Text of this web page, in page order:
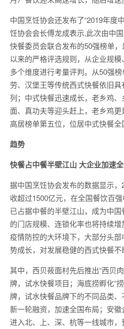
中国烹饪协会还发布了“2019年度
饪协会会长傅龙成表示,此次由中
快餐委员会联合发布的50强榜单
以来的严格评选规则，从企业规
多个维度进行考量评判。从50强
劳、汉堡王等传统西式快餐依旧
列；中式快餐迅速成长，老乡鸡
面、真功夫等迎头赶上，老乡鸡
高居榜单第五位，位居中式快餐全
趋势
快餐占中餐半壁江山 大企业加速
据中国烹饪协会发布的数据显示
收超过1500亿元，在全国餐饮百
已占据中餐的半壁江山，成为中
的门店规模、连锁化率也将持续
疫情防控的大环境下，大部分头
势成长，对发展稳健的西式快餐不
其中，西贝莜面村先后推出“西贝
牌，试水快餐项目；海底捞孵化“
牌，试水快餐品牌下的不同品类
新一轮融资，加速全国布局；安徽
进入北、上、深、杭等一线城市